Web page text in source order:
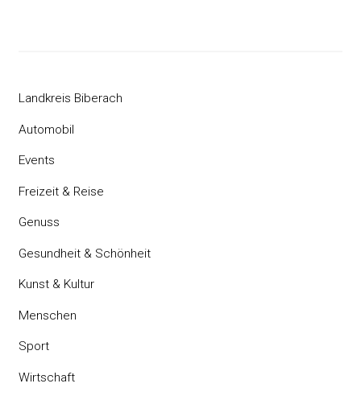
Landkreis Biberach
Automobil
Events
Freizeit & Reise
Genuss
Gesundheit & Schönheit
Kunst & Kultur
Menschen
Sport
Wirtschaft